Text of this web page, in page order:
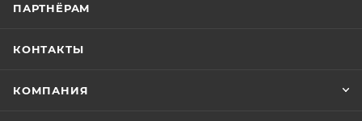
ПАРТНЁРАМ
КОНТАКТЫ
КОМПАНИЯ